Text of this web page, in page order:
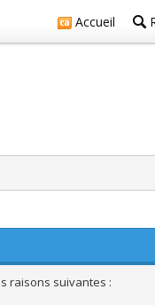
Accueil
raisons suivantes :